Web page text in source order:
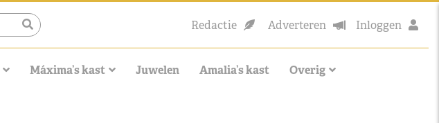
Redactie Adverteren Inloggen
Máxima’s kast Juwelen Amalia’s kast Overig